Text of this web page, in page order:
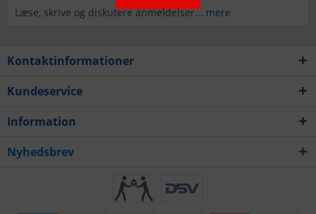
Læse, skrive og diskutere anmeldelser... mere
Kontaktinformationer
Kundeservice
Information
Nyhedsbrev